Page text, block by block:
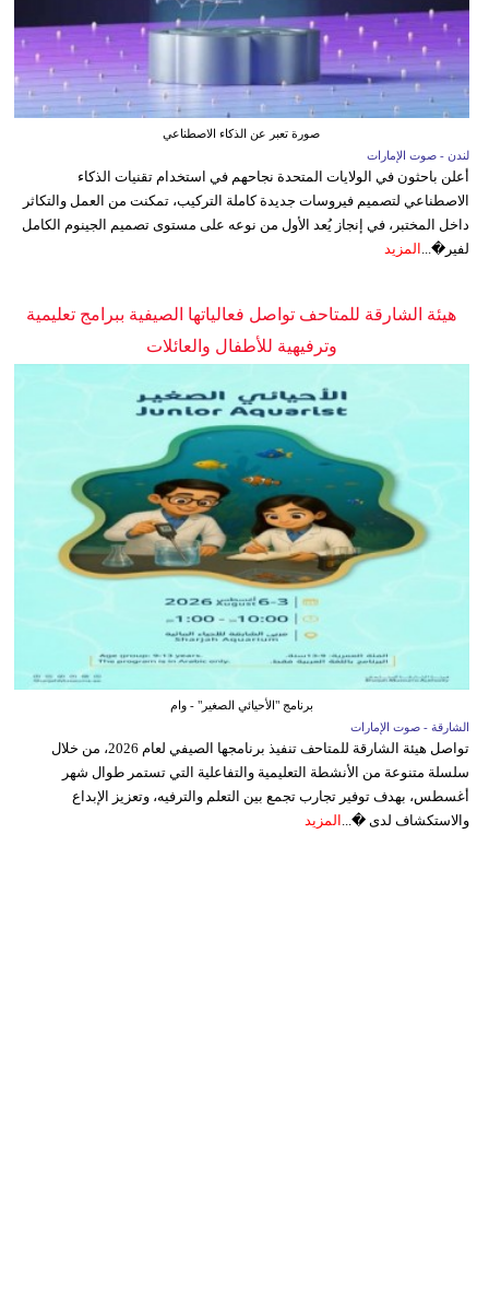
صورة تعبر عن الذكاء الاصطناعي
لندن - صوت الإمارات
أعلن باحثون في الولايات المتحدة نجاحهم في استخدام تقنيات الذكاء
الاصطناعي لتصميم فيروسات جديدة كاملة التركيب، تمكنت من العمل والتكاثر
داخل المختبر، في إنجاز يُعد الأول من نوعه على مستوى تصميم الجينوم الكامل
لفير�...
المزيد
هيئة الشارقة للمتاحف تواصل فعالياتها الصيفية ببرامج تعليمية
وترفيهية للأطفال والعائلات
برنامج "الأحيائي الصغير" - وام
الشارقة - صوت الإمارات
تواصل هيئة الشارقة للمتاحف تنفيذ برنامجها الصيفي لعام 2026، من خلال
سلسلة متنوعة من الأنشطة التعليمية والتفاعلية التي تستمر طوال شهر
أغسطس، بهدف توفير تجارب تجمع بين التعلم والترفيه، وتعزيز الإبداع
والاستكشاف لدى �... المزيد